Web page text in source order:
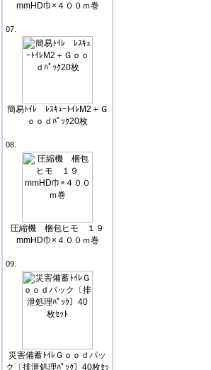
mmHD巾×４００ｍ巻
07.
簡易ﾄｲﾚ ﾚｽｷｭｰﾄｲﾚM2＋Ｇ
ｏｏｄﾊﾟｯｸ20枚
08.
圧縮機 梱包ヒモ １９
mmHD巾×４００ｍ巻
09.
災害備蓄ﾄｲﾚＧｏｏｄパッ
ク〔排泄処理ﾊﾟｯｸ〕40枚ｾｯ